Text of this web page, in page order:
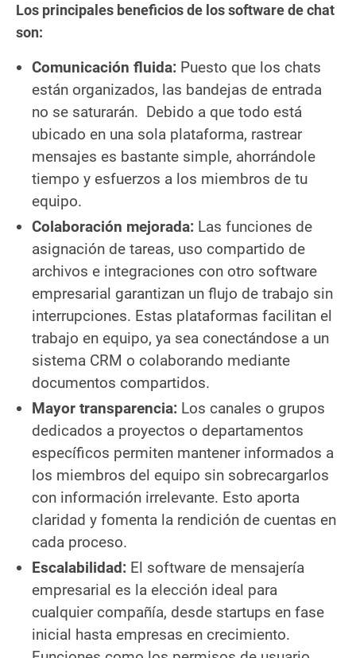
Los principales beneficios de los software de chat
son:
Comunicación fluida: Puesto que los chats
están organizados, las bandejas de entrada
no se saturarán. Debido a que todo está
ubicado en una sola plataforma, rastrear
mensajes es bastante simple, ahorrándole
tiempo y esfuerzos a los miembros de tu
equipo.
Colaboración mejorada: Las funciones de
asignación de tareas, uso compartido de
archivos e integraciones con otro software
empresarial garantizan un flujo de trabajo sin
interrupciones. Estas plataformas facilitan el
trabajo en equipo, ya sea conectándose a un
sistema CRM o colaborando mediante
documentos compartidos.
Mayor transparencia: Los canales o grupos
dedicados a proyectos o departamentos
específicos permiten mantener informados a
los miembros del equipo sin sobrecargarlos
con información irrelevante. Esto aporta
claridad y fomenta la rendición de cuentas en
cada proceso.
Escalabilidad: El software de mensajería
empresarial es la elección ideal para
cualquier compañía, desde startups en fase
inicial hasta empresas en crecimiento.